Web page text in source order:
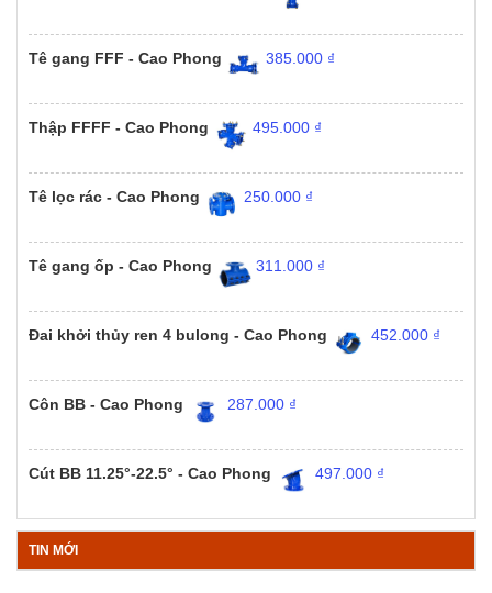
Tê gang FFF - Cao Phong 385.000 ₫
Thập FFFF - Cao Phong 495.000 ₫
Tê lọc rác - Cao Phong 250.000 ₫
Tê gang ốp - Cao Phong 311.000 ₫
Đai khởi thủy ren 4 bulong - Cao Phong 452.000 ₫
Côn BB - Cao Phong 287.000 ₫
Cút BB 11.25°-22.5° - Cao Phong 497.000 ₫
TIN MỚI